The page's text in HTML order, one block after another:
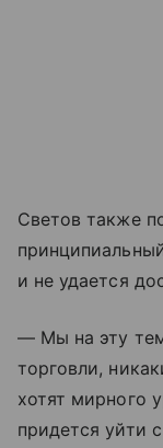
Светов также
и не удается
— Мы на эту
торговли,
хотят мирного
придется уйти